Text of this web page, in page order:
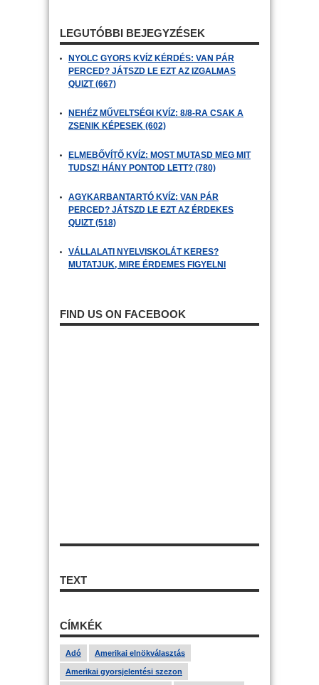
LEGUTÓBBI BEJEGYZÉSEK
NYOLC GYORS KVÍZ KÉRDÉS: VAN PÁR
PERCED? JÁTSZD LE EZT AZ IZGALMAS
QUIZT (667)
NEHÉZ MŰVELTSÉGI KVÍZ: 8/8-RA CSAK A
ZSENIK KÉPESEK (602)
ELMEBŐVÍTŐ KVÍZ: MOST MUTASD MEG MIT
TUDSZ! HÁNY PONTOD LETT? (780)
AGYKARBANTARTÓ KVÍZ: VAN PÁR
PERCED? JÁTSZD LE EZT AZ ÉRDEKES
QUIZT (518)
VÁLLALATI NYELVISKOLÁT KERES?
MUTATJUK, MIRE ÉRDEMES FIGYELNI
FIND US ON FACEBOOK
TEXT
CÍMKÉK
Adó Amerikai elnökválasztás
Amerikai gyorsjelentési szezon